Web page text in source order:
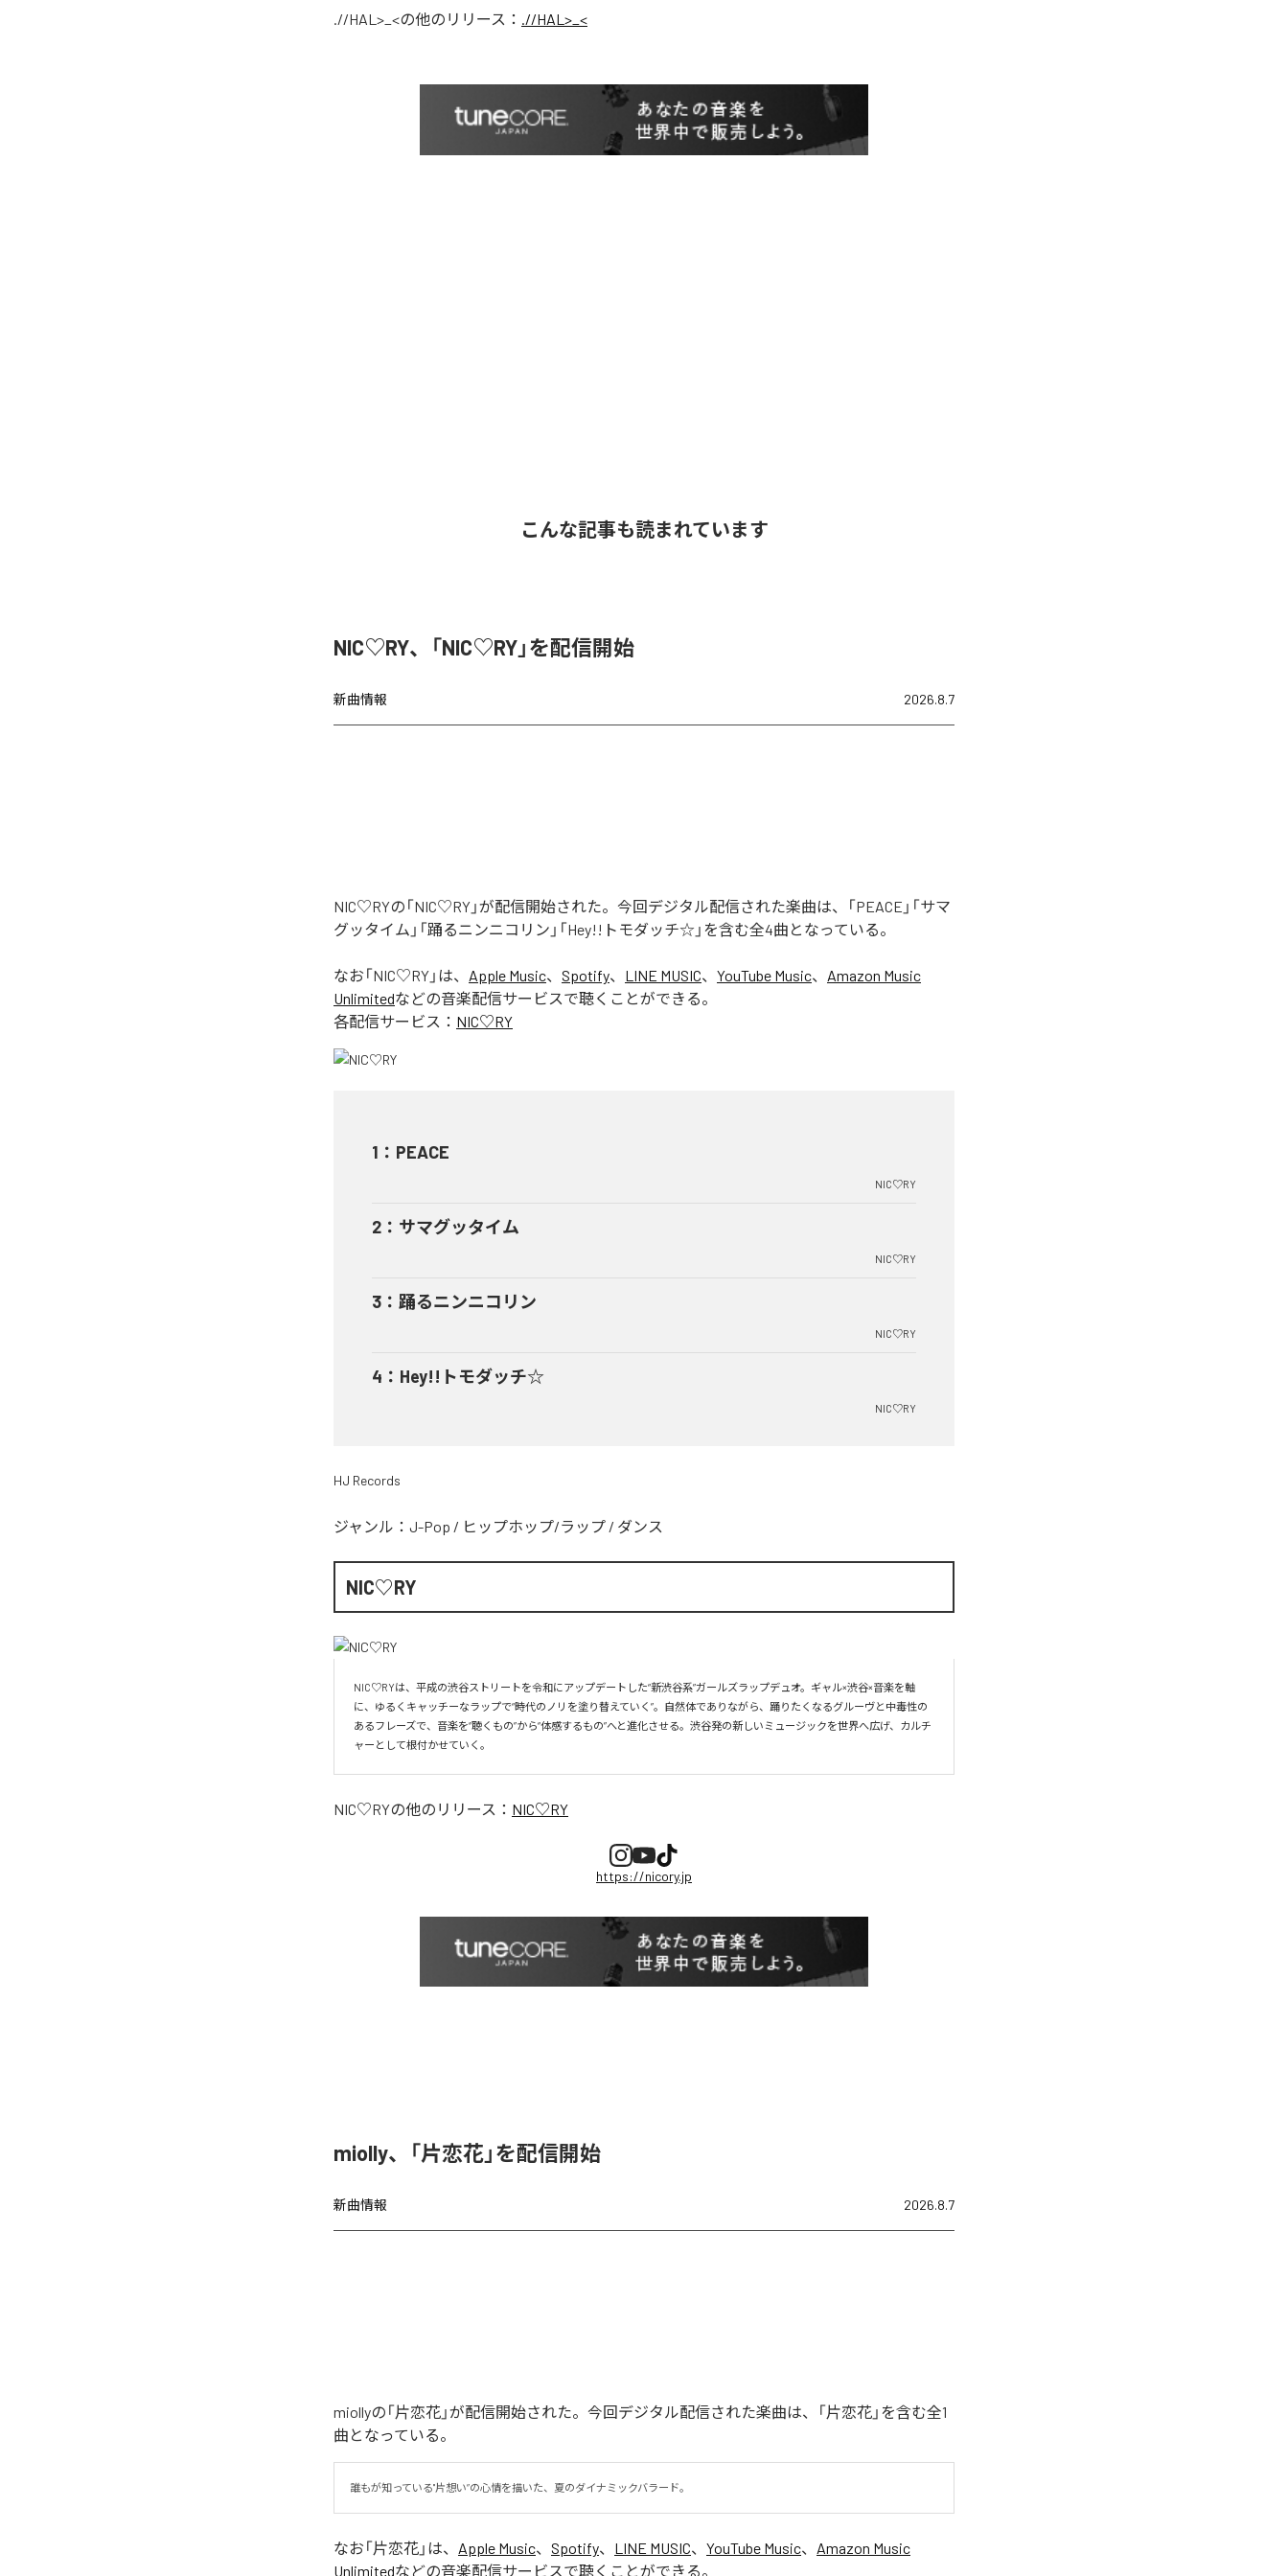
.//HAL>_<の他のリリース： .//HAL>_<
こんな記事も読まれています
NIC♡RY、「NIC♡RY」を配信開始
新曲情報 2026.8.7
NIC♡RYの「NIC♡RY」が配信開始された。今回デジタル配信された楽曲は、「PEACE」「サマ
グッタイム」「踊るニンニコリン」「Hey!!トモダッチ☆」を含む全4曲となっている。
なお「NIC♡RY 」は、 Apple Music、 Spotify、 LINE MUSIC、 YouTube Music、 Amazon Music
Unlimitedなどの音楽配信サービスで聴くことができる。
各配信サービス： NIC♡RY
1 ： PEACE
NIC♡RY
2 ： サマグッタイム
NIC♡RY
3 ： 踊るニンニコリン
NIC♡RY
4 ： Hey!!トモダッチ☆
NIC♡RY
HJ Records
ジャンル： J-Pop / ヒップホップ/ラップ / ダンス
NIC♡RY
NIC♡RYは、平成の渋谷ストリートを令和にアップデートした“新渋谷系”ガールズラップデュオ。ギャル×渋谷×音楽を軸
に、ゆるくキャッチーなラップで“時代のノリを塗り替えていく”。自然体でありながら、踊りたくなるグルーヴと中毒性の
あるフレーズで、音楽を“聴くもの”から“体感するもの”へと進化させる。渋谷発の新しいミュージックを世界へ広げ、カルチ
ャーとして根付かせていく。
NIC♡RYの他のリリース： NIC♡RY
https://nicory.jp
miolly、「片恋花」を配信開始
新曲情報 2026.8.7
miollyの「片恋花」が配信開始された。今回デジタル配信された楽曲は、「片恋花」を含む全1
曲となっている。
誰もが知っている"片想い”の心情を描いた、夏のダイナミックバラード。
なお「片恋花 」は、 Apple Music、 Spotify、 LINE MUSIC、 YouTube Music、 Amazon Music
Unlimitedなどの音楽配信サービスで聴くことができる。